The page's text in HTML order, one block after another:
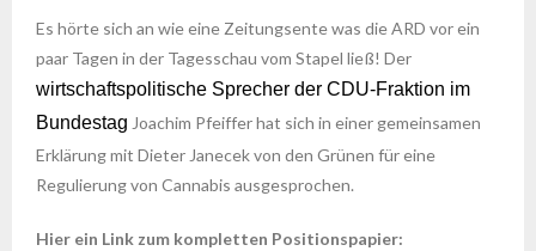
Es hörte sich an wie eine Zeitungsente was die ARD vor ein
paar Tagen in der Tagesschau vom Stapel ließ! Der
wirtschaftspolitische Sprecher der CDU-Fraktion im
Bundestag Joachim Pfeiffer hat sich in einer gemeinsamen
Erklärung mit Dieter Janecek von den Grünen für eine
Regulierung von Cannabis ausgesprochen.
Hier ein Link zum kompletten Positionspapier: